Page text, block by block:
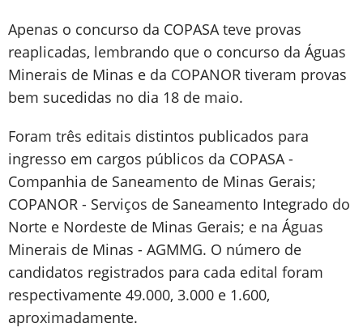
Apenas o concurso da COPASA teve provas
reaplicadas, lembrando que o concurso da Águas
Minerais de Minas e da COPANOR tiveram provas
bem sucedidas no dia 18 de maio.
Foram três editais distintos publicados para
ingresso em cargos públicos da COPASA -
Companhia de Saneamento de Minas Gerais;
COPANOR - Serviços de Saneamento Integrado do
Norte e Nordeste de Minas Gerais; e na Águas
Minerais de Minas - AGMMG. O número de
candidatos registrados para cada edital foram
respectivamente 49.000, 3.000 e 1.600,
aproximadamente.